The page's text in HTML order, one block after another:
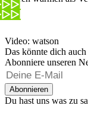
Video: watson
Das könnte dich
Abonniere unseren
Abonnieren
Du hast uns was zu